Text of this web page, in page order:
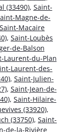
(33490), Saint-
Magne-de-
Saint-Macaire
, Saint-Loubès
de-Balson
Laurent-du-Plan
Laurent-des-
, Saint-Julien-
, Saint-Jean-de-
, Saint-Hilaire-
(33920),
(33750), Saint-
de-la-Rivière